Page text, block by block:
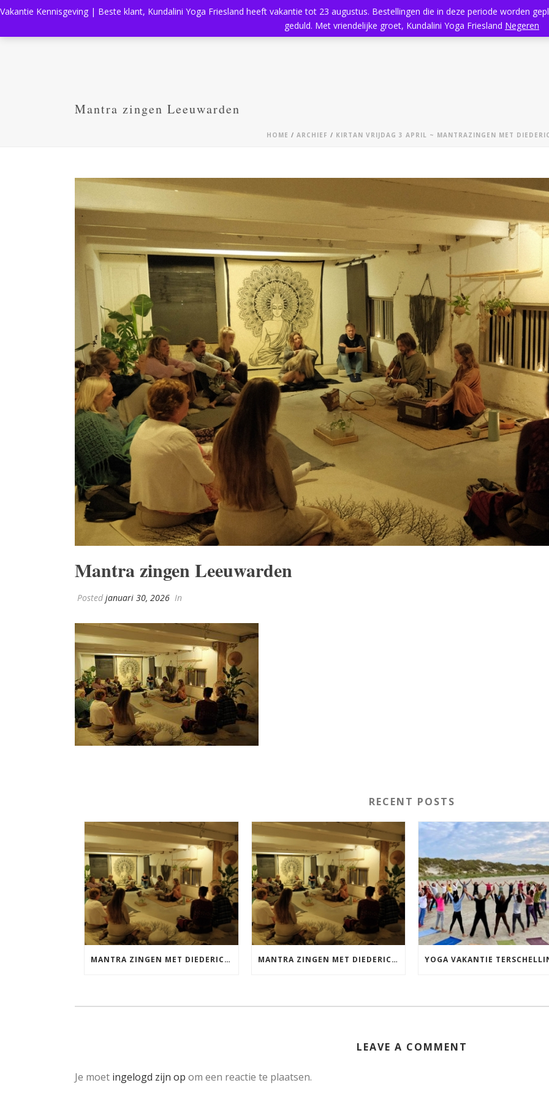
Aanbod Kundalini Yoga Massage Rooster
Mantra zingen Leeuwarden
HOME / ARCHIEF / KIRTAN VRIJDAG 3 APRIL ~ MANTRAZINGEN MET
Mantra zingen Leeuwarden
Posted januari 30, 2026 In
RECENT POSTS
MANTRA ZINGEN MET DIEDERICK VRIJDAG 25 SEPTEMBER EN 20 NOVEMBER MANTRA ZINGEN MET DIEDERICK IN LEEUWARDEN VRIJDAG 12 JUNI KIRTAN
LEAVE A COMMENT
Je moet ingelogd zijn op om een reactie te plaatsen.
Vakantie Kennisgeving | Beste klant, Kundalini Yoga Friesland heeft vakantie tot 23 augustus. Bestellingen die in deze periode worden
geduld. Met vriendelijke groet, Kundalini Yoga Friesland Negeren